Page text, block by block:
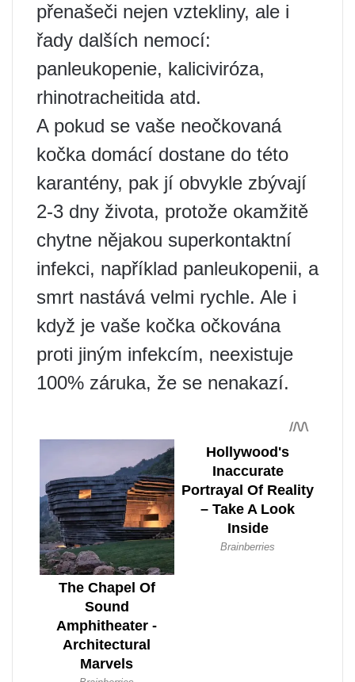
přenašeči nejen vztekliny, ale i
řady dalších nemocí:
panleukopenie, kaliciviróza,
rhinotracheitida atd.
A pokud se vaše neočkovaná
kočka domácí dostane do této
karantény, pak jí obvykle zbývají
2-3 dny života, protože okamžitě
chytne nějakou superkontaktní
infekci, například panleukopenii, a
smrt nastává velmi rychle. Ale i
když je vaše kočka očkována
proti jiným infekcím, neexistuje
100% záruka, že se nenakazí.